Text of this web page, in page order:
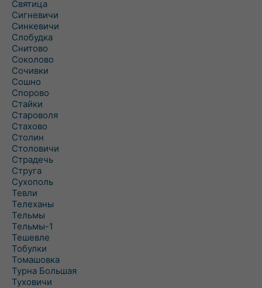
Святица
Сигневичи
Синкевичи
Слобудка
Снитово
Соколово
Сочивки
Сошно
Спорово
Стайки
Староволя
Стахово
Столин
Столовичи
Страдечь
Струга
Сухополь
Тевли
Телеханы
Тельмы
Тельмы-1
Тешевле
Тобулки
Томашовка
Турна Большая
Туховичи